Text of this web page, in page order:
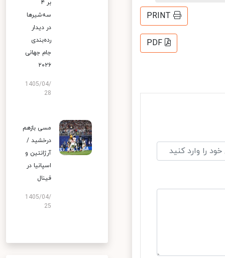
PRINT
PDF
بر ۴
سه‌شیرها
در دیدار
رده‌بندی
جام جهانی
۲۰۲۶
1405/04/
28
مسی بازهم
درخشید /
آرژانتین و
اسپانیا در
فینال
1405/04/
25